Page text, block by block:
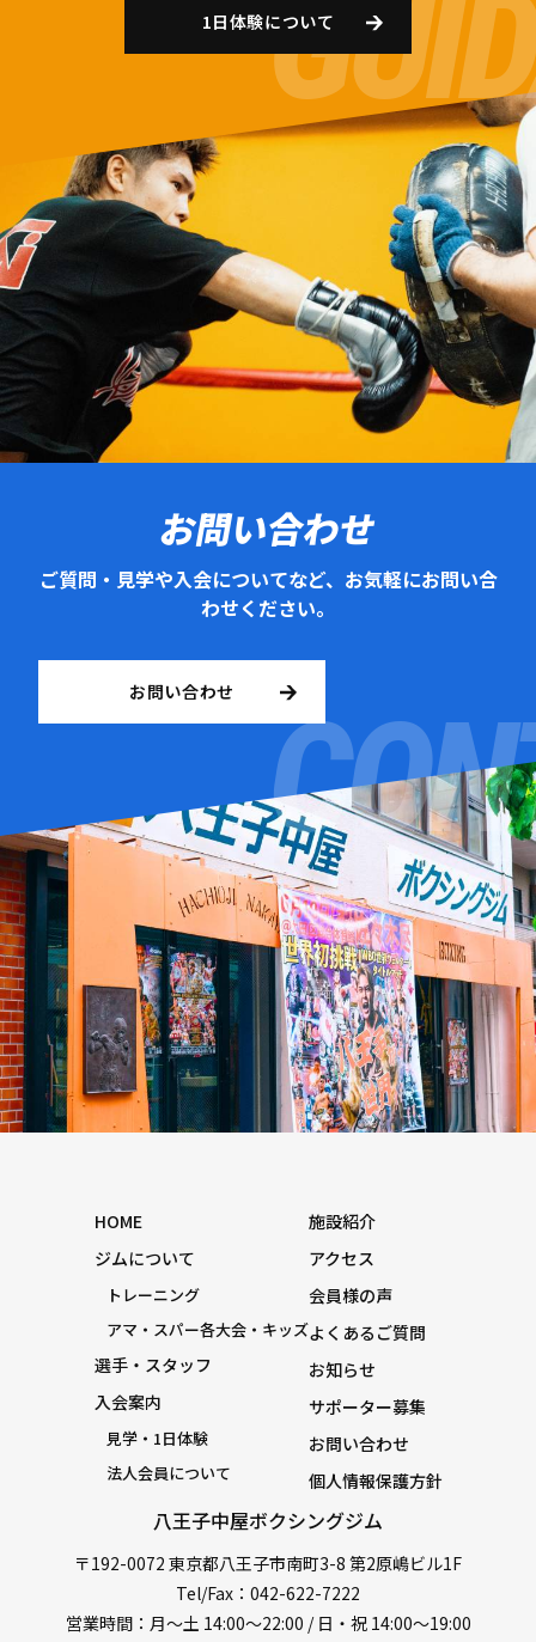
1日体験について
お問い合わせ
ご質問・見学や入会についてなど、お気軽にお問い合
わせください。
お問い合わせ
八王子中屋ボクシングジム
〒192-0072 東京都八王子市南町3-8 第2原嶋ビル1F
Tel/Fax：042-622-7222
営業時間：月〜土 14:00〜22:00 / 日・祝 14:00〜19:00
HOME
ジムについて
トレーニング
アマ・スパー各大会・キッズ
選手・スタッフ
入会案内
見学・1日体験
法人会員について
施設紹介
アクセス
会員様の声
よくあるご質問
お知らせ
サポーター募集
お問い合わせ
個人情報保護方針